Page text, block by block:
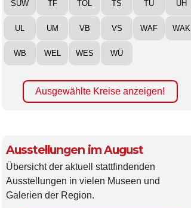
SÜW TF TÖL TS TÜ UH
UL UM VB VS WAF WAK
WB WEL WES WÜ
Ausgewählte Kreise anzeigen!
Ausstellungen im August
Übersicht der aktuell stattfindenden
Ausstellungen in vielen Museen und
Galerien der Region.